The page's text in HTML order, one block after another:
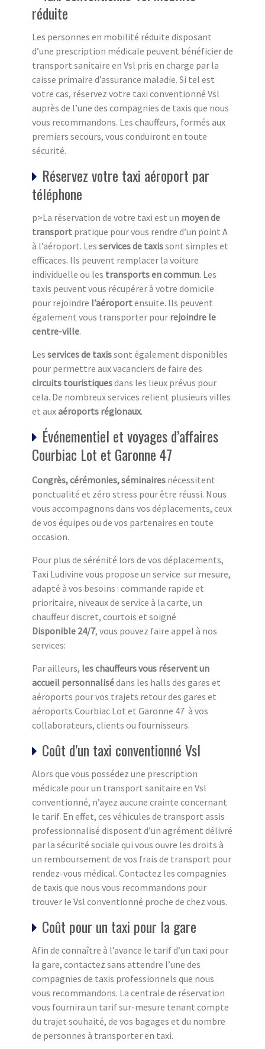
réduite
Les personnes en mobilité réduite disposant
d’une prescription médicale peuvent bénéficier de
transport sanitaire en Vsl pris en charge par la
caisse primaire d’assurance maladie. Si tel est
votre cas, réservez votre taxi conventionné Vsl
auprès de l’une des compagnies de taxis que nous
vous recommandons. Les chauffeurs, formés aux
premiers secours, vous conduiront en toute
sécurité.
Réservez votre taxi aéroport par
téléphone
p>La réservation de votre taxi est un moyen de
transport pratique pour vous rendre d’un point A
à l’aéroport. Les services de taxissont simples et
efficaces. Ils peuvent remplacer la voiture
individuelle ou les transports en commun. Les
taxis peuvent vous récupérer à votre domicile
pour rejoindre l’aéroportensuite. Ils peuvent
également vous transporter pour rejoindre le
centre-ville.
Les services de taxissont également disponibles
pour permettre aux vacanciers de faire des
circuits touristiquesdans les lieux prévus pour
cela. De nombreux services relient plusieurs villes
et auxaéroports régionaux.
Événementiel et voyages d’affaires
Courbiac Lot et Garonne 47
Congrès, cérémonies, séminaires nécessitent
ponctualité et zéro stress pour être réussi. Nous
vous accompagnons dans vos déplacements, ceux
de vos équipes ou de vos partenaires en toute
occasion.
Pour plus de sérénité lors de vos déplacements,
Taxi Ludivine vous propose un service sur mesure,
adapté à vos besoins : commande rapide et
prioritaire, niveaux de service à la carte, un
chauffeur discret, courtois et soigné
Disponible 24/7, vous pouvez faire appel à nos
services:
Par ailleurs, les chauffeurs vous réservent un
accueil personnalisédans les halls des gares et
aéroports pour vos trajets retour des gares et
aéroports Courbiac Lot et Garonne 47 à vos
collaborateurs, clients ou fournisseurs.
Coût d’un taxi conventionné Vsl
Alors que vous possédez une prescription
médicale pour un transport sanitaire en Vsl
conventionné, n’ayez aucune crainte concernant
le tarif. En effet, ces véhicules de transport assis
professionnalisé disposent d’un agrément délivré
par la sécurité sociale qui vous ouvre les droits à
un remboursement de vos frais de transport pour
rendez-vous médical. Contactez les compagnies
de taxis que nous vous recommandons pour
trouver le Vsl conventionné proche de chez vous.
Coût pour un taxi pour la gare
Afin de connaître à l’avance le tarif d’un taxi pour
la gare, contactez sans attendre l’une des
compagnies de taxis professionnels que nous
vous recommandons. La centrale de réservation
vous fournira un tarif sur-mesure tenant compte
du trajet souhaité, de vos bagages et du nombre
de personnes à transporter en taxi.